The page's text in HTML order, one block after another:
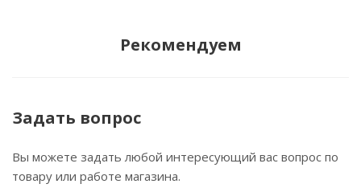
Рекомендуем
Задать вопрос
Вы можете задать любой интересующий вас вопрос по
товару или работе магазина.